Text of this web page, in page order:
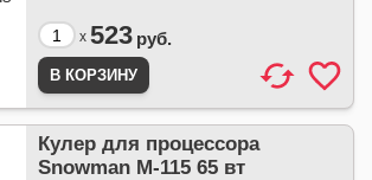
x 523 руб.
Кулер для процессора
Snowman M-115 65 вт